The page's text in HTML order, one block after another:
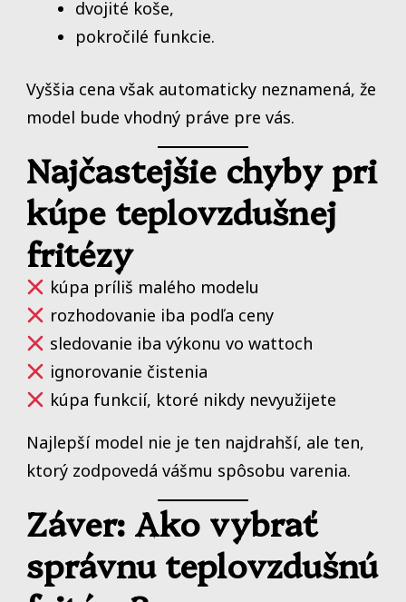
dvojité koše,
pokročilé funkcie.
Vyššia cena však automaticky neznamená, že
model bude vhodný práve pre vás.
Najčastejšie chyby pri
kúpe teplovzdušnej
fritézy
kúpa príliš malého modelu
rozhodovanie iba podľa ceny
sledovanie iba výkonu vo wattoch
ignorovanie čistenia
kúpa funkcií, ktoré nikdy nevyužijete
Najlepší model nie je ten najdrahší, ale ten,
ktorý zodpovedá vášmu spôsobu varenia.
Záver: Ako vybrať
správnu teplovzdušnú